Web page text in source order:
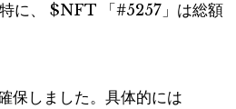
に、 $NFT 「#5257」は総額
保しました。具体的には